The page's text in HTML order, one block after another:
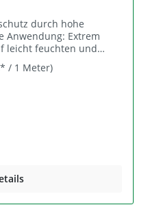
leicht feuchten und
flexibel an Untergründe
Prüfungen nach
Primern auf
Beste
zum Anschluss von
an glatte
/ 1 Meter)